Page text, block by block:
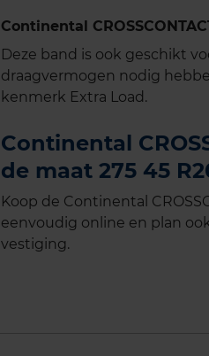
Continental
Deze band is ook geschikt
draagvermogen nodig
kenmerk Extra Load.
Continental
de maat 275 45
Koop de Continental
eenvoudig online en plan
vestiging.